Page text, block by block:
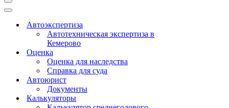
Меню
навигации
Меню
навигацииАвтоэкспертиза
Автотехническая экспертиза в
Кемерово
Оценка
Оценка для наследства
Справка для суда
Автоюрист
Документы
Калькуляторы